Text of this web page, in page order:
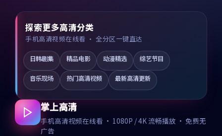
探索更多高清分类
手机高清视频在线看 · 全分区一键直达
日韩剧集 精品电影 动漫精选 综艺节目
音乐现场 热门高清视频 最新高清更新
掌上高清
手机高清视频在线看 · 1080P / 4K 流畅播放 · 免费无
广告